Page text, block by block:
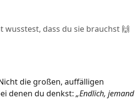
wusstest, dass du sie brauchst 🙌
die großen, auffälligen
denen du denkst: „Endlich, jemand